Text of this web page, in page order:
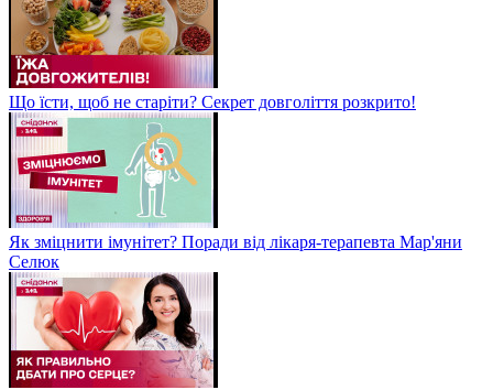
Що їсти, щоб не старіти? Секрет довголіття розкрито!
Як зміцнити імунітет? Поради від лікаря-терапевта Мар'яни
Селюк